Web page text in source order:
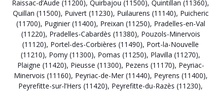
Raissac-d’Aude (11200), Quirbajou (11500), Quintillan (11360),
Quillan (11500), Puivert (11230), Puilaurens (11140), Puicheric
(11700), Puginier (11400), Preixan (11250), Pradelles-en-Val
(11220), Pradelles-Cabardès (11380), Pouzols-Minervois
(11120), Portel-des-Corbières (11490), Port-la-Nouvelle
(11210), Pomy (11300), Pomas (11250), Plavilla (11270),
Plaigne (11420), Pieusse (11300), Pezens (11170), Peyriac-
Minervois (11160), Peyriac-de-Mer (11440), Peyrens (11400),
Peyrefitte-sur-l’Hers (11420), Peyrefitte-du-Razès (11230),